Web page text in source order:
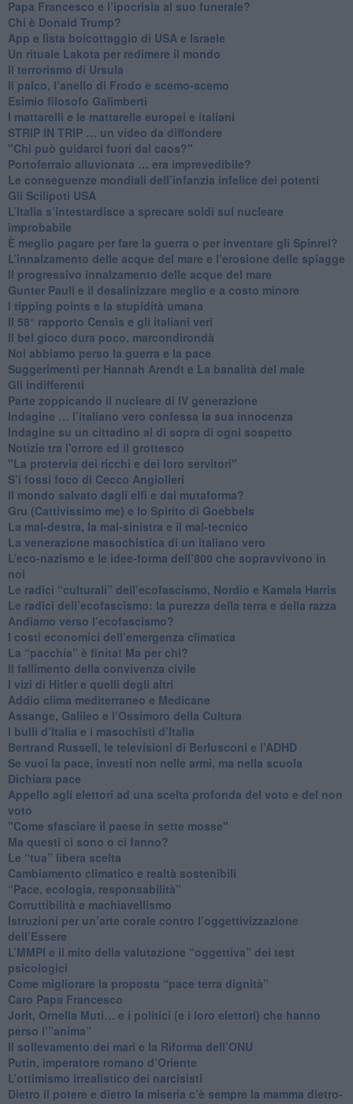
Papa Francesco e l’ipocrisia al suo funerale?
​Chi è Donald Trump?
App e lista boicottaggio di USA e Israele
​Un rituale Lakota per redimere il mondo
Il terrorismo di Ursula
​Il palco, l’anello di Frodo e scemo-scemo
Esimio filosofo Galimberti
​I mattarelli e le mattarelle europei e italiani
​STRIP IN TRIP … un video da diffondere
"Chi può guidarci fuori dal caos?"
​Portoferraio alluvionata … era imprevedibile?
Le conseguenze mondiali dell’infanzia infelice dei potenti
​Gli Scilipoti USA
L’Italia s’intestardisce a sprecare soldi sul nucleare
improbabile
È meglio pagare per fare la guerra o per inventare gli Spinrel?
​L’innalzamento delle acque del mare e l’erosione delle spiagge
​Il progressivo innalzamento delle acque del mare
​Gunter Pauli e il desalinizzare meglio e a costo minore
I tipping points e la stupidità umana
​Il 58° rapporto Censis e gli italiani veri
​Il bel gioco dura poco, marcondirondà
Noi abbiamo perso la guerra e la pace
Suggerimenti per Hannah Arendt e La banalità del male
​Gli indifferenti
Parte zoppicando il nucleare di IV generazione
​Indagine … l’italiano vero confessa la sua innocenza
Indagine su un cittadino al di sopra di ogni sospetto
Notizie tra l'orrore ed il grottesco
"La protervia dei ricchi e dei loro servitori"
S’i fossi foco di Cecco Angiolieri
​Il mondo salvato dagli elfi e dai mutaforma?
Gru (Cattivissimo me) e lo Spirito di Goebbels
​La mal-destra, la mal-sinistra e il mal-tecnico
​La venerazione masochistica di un italiano vero
​L’eco-nazismo e le idee-forma dell’800 che sopravvivono in
noi
​Le radici “culturali” dell’ecofascismo, Nordio e Kamala Harris
Le radici dell’ecofascismo: la purezza della terra e della razza
Andiamo verso l’ecofascismo?
I costi economici dell’emergenza climatica
​La “pacchia” è finita! Ma per chi?
​Il fallimento della convivenza civile
​I vizi di Hitler e quelli degli altri
Addio clima mediterraneo e Medicane
​Assange, Galileo e l’Ossimoro della Cultura
​I bulli d’Italia e i masochisti d’Italia
​Bertrand Russell, le televisioni di Berlusconi e l’ADHD
​Se vuoi la pace, investi non nelle armi, ma nella scuola
​Dichiara pace
​Appello agli elettori ad una scelta profonda del voto e del non
voto
"Come sfasciare il paese in sette mosse"
​Ma questi ci sono o ci fanno?
​Le “tua” libera scelta
Cambiamento climatico e realtà sostenibili
“Pace, ecologia, responsabilità”
​Corruttibilità e machiavellismo
Istruzioni per un’arte corale contro l’oggettivizzazione
dell’Essere
​L’MMPI e il mito della valutazione “oggettiva” dei test
psicologici
Come migliorare la proposta “pace terra dignità”
Caro Papa Francesco
​Jorit, Ornella Muti… e i politici (e i loro elettori) che hanno
perso l’”anima”
​Il sollevamento dei mari e la Riforma dell’ONU
Putin, imperatore romano d’Oriente
​L’ottimismo irrealistico dei narcisisti
​Dietro il potere e dietro la miseria c’è sempre la mamma dietro-